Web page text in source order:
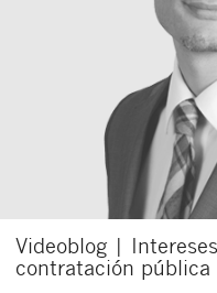
Videoblog |
contratación pública